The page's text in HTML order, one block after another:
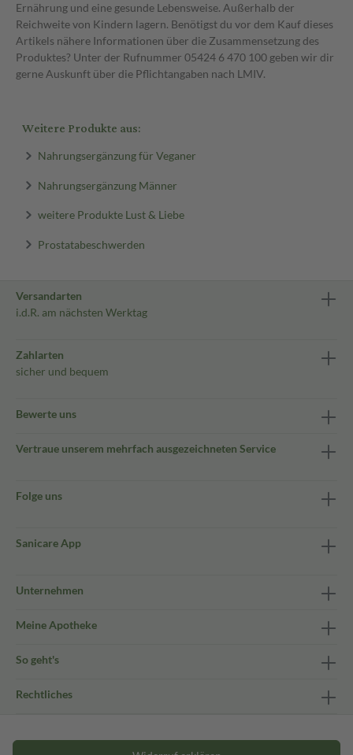
Ernährung und eine gesunde Lebensweise. Außerhalb der
Reichweite von Kindern lagern. Benötigst du vor dem Kauf dieses
Artikels nähere Informationen über die Zusammensetzung des
Produktes? Unter der Rufnummer 05424 6 470 100 geben wir dir
gerne Auskunft über die Pflichtangaben nach LMIV.
Weitere Produkte aus:
Nahrungsergänzung für Veganer
Nahrungsergänzung Männer
weitere Produkte Lust & Liebe
Prostatabeschwerden
Versandarten
i.d.R. am nächsten Werktag
Zahlarten
sicher und bequem
Bewerte uns
Vertraue unserem mehrfach ausgezeichneten Service
Folge uns
Sanicare App
Unternehmen
Meine Apotheke
So geht's
Rechtliches